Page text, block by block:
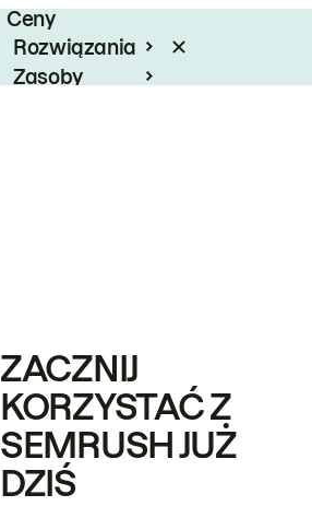
Ceny
Rozwiązania
Zasoby
ZACZNIJ
KORZYSTAĆ Z
SEMRUSH JUŻ
DZIŚ